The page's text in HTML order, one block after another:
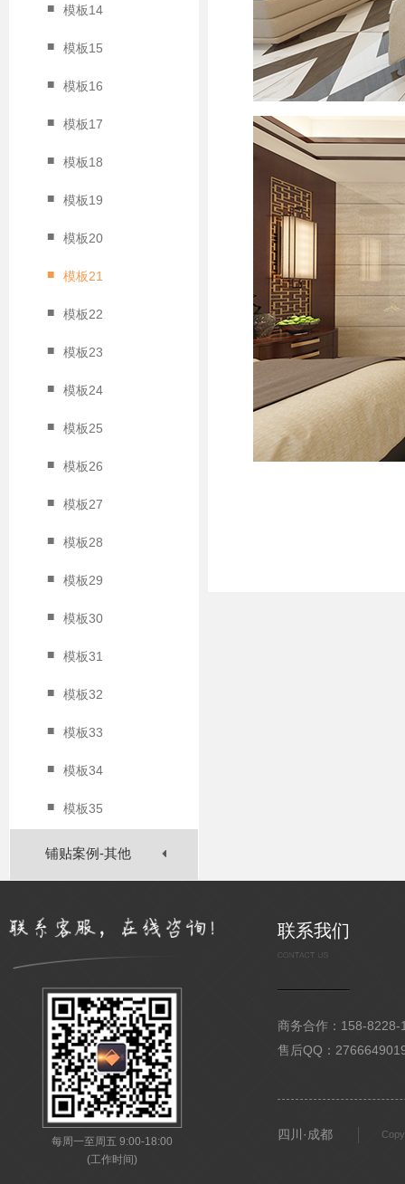
■ 模板14
■ 模板15
■ 模板16
■ 模板17
■ 模板18
■ 模板19
■ 模板20
■ 模板21
■ 模板22
■ 模板23
■ 模板24
■ 模板25
■ 模板26
■ 模板27
■ 模板28
■ 模板29
■ 模板30
■ 模板31
■ 模板32
■ 模板33
■ 模板34
■ 模板35
铺贴案例-其他
每周一至周五 9:00-18:00
(工作时间)
联系我们
商务合作：158-
售后QQ：
四川·成都